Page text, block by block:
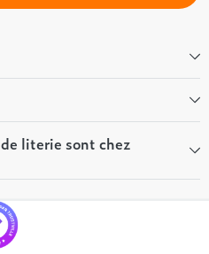
literie sont chez